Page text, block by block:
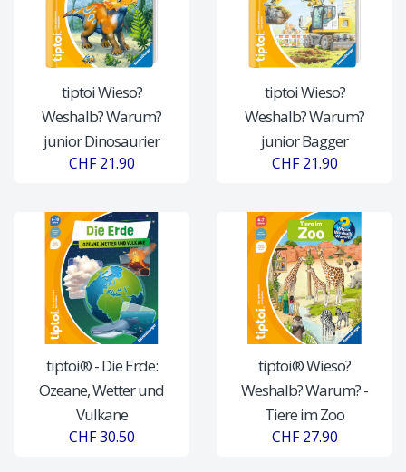
tiptoi Wieso?
Weshalb? Warum?
junior Dinosaurier
CHF 21.90
tiptoi Wieso?
Weshalb? Warum?
junior Bagger
CHF 21.90
tiptoi® - Die Erde:
Ozeane, Wetter und
Vulkane
CHF 30.50
tiptoi® Wieso?
Weshalb? Warum? -
Tiere im Zoo
CHF 27.90